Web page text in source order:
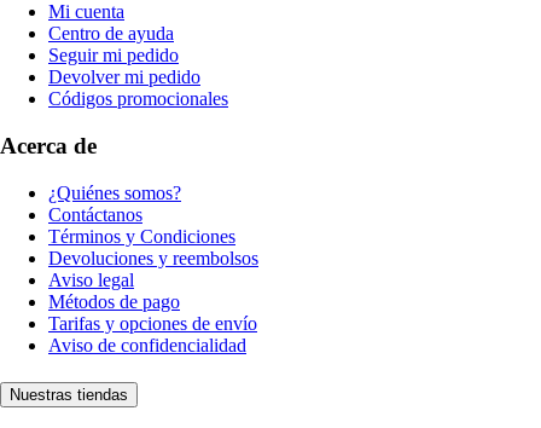
Mi cuenta
Centro de ayuda
Seguir mi pedido
Devolver mi pedido
Códigos promocionales
Acerca de
¿Quiénes somos?
Contáctanos
Términos y Condiciones
Devoluciones y reembolsos
Aviso legal
Métodos de pago
Tarifas y opciones de envío
Aviso de confidencialidad
Nuestras tiendas